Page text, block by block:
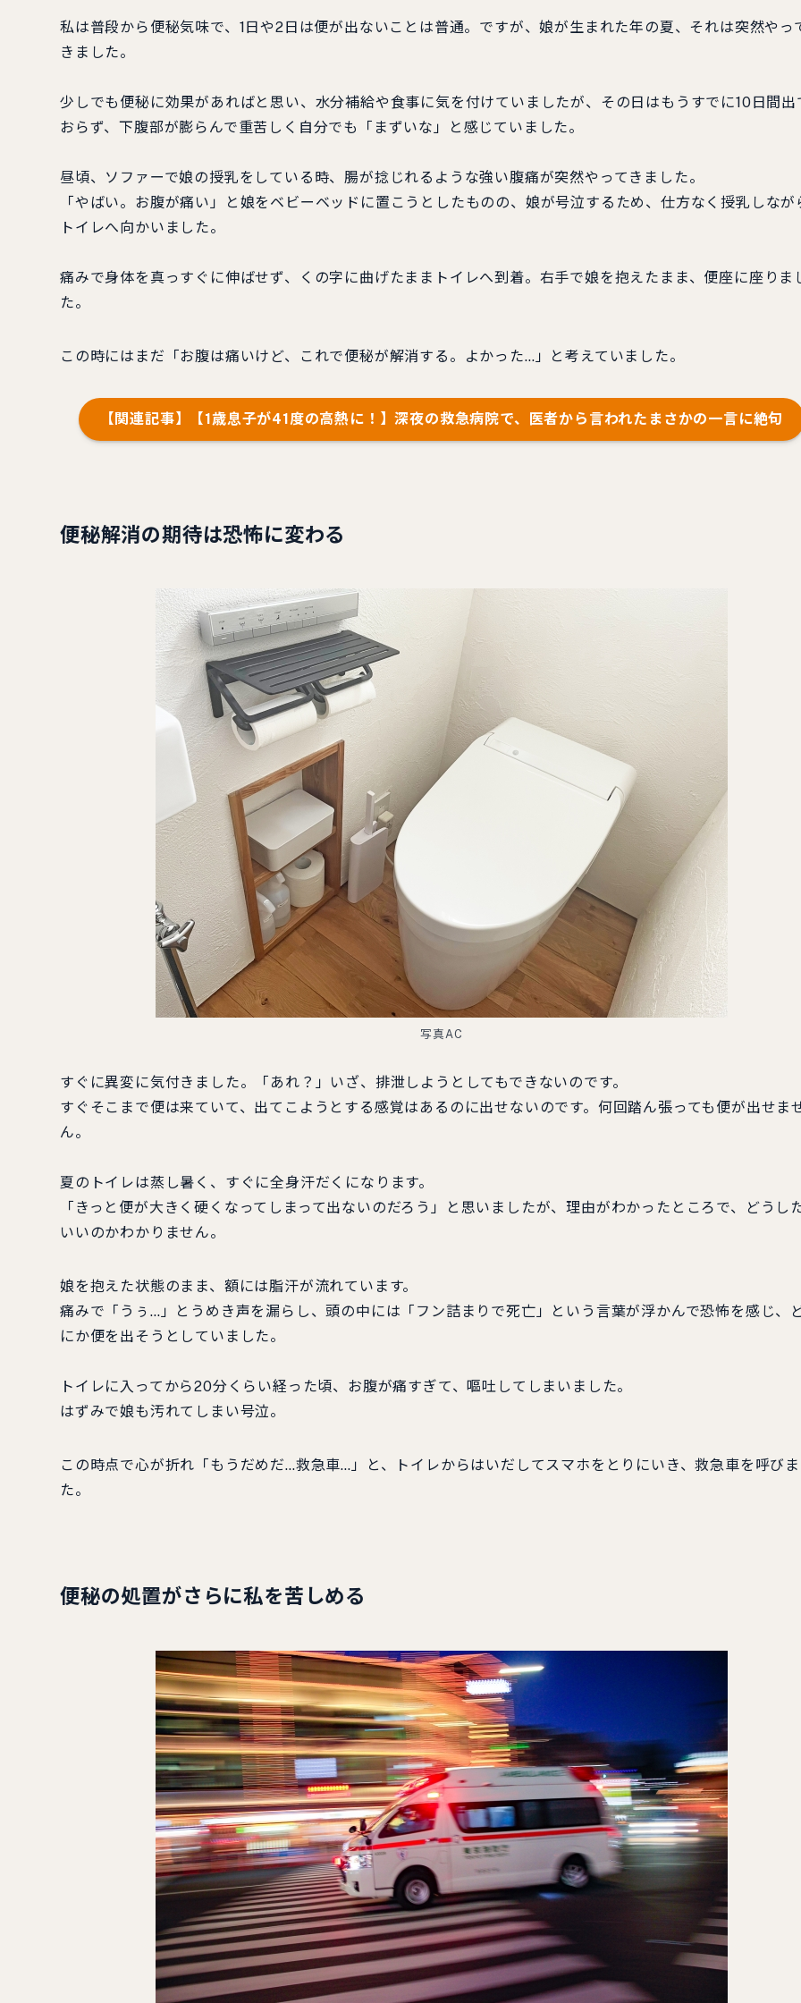
私は普段から便秘気味で、1日や2日は便が出ないことは普通。ですが、娘が生まれた年の夏、それは突然やっ
きました。
少しでも便秘に効果があればと思い、水分補給や食事に気を付けていましたが、その日はもうすでに10日間出
おらず、下腹部が膨らんで重苦しく自分でも「まずいな」と感じていました。
昼頃、ソファーで娘の授乳をしている時、腸が捻じれるような強い腹痛が突然やってきました。
「やばい。お腹が痛い」と娘をベビーベッドに置こうとしたものの、娘が号泣するため、仕方なく授乳しなが
トイレへ向かいました。
痛みで身体を真っすぐに伸ばせず、くの字に曲げたままトイレへ到着。右手で娘を抱えたまま、便座に座りま
た。
この時にはまだ「お腹は痛いけど、これで便秘が解消する。よかった…」と考えていました。
【関連記事】【1歳息子が41度の高熱に！】深夜の救急病院で、医者から言われたまさかの一言に絶句
便秘解消の期待は恐怖に変わる
写真AC
すぐに異変に気付きました。「あれ？」いざ、排泄しようとしてもできないのです。
すぐそこまで便は来ていて、出てこようとする感覚はあるのに出せないのです。何回踏ん張っても便が出せま
ん。
夏のトイレは蒸し暑く、すぐに全身汗だくになります。
「きっと便が大きく硬くなってしまって出ないのだろう」と思いましたが、理由がわかったところで、どうし
いいのかわかりません。
娘を抱えた状態のまま、額には脂汗が流れています。
痛みで「うぅ…」とうめき声を漏らし、頭の中には「フン詰まりで死亡」という言葉が浮かんで恐怖を感じ、
にか便を出そうとしていました。
トイレに入ってから20分くらい経った頃、お腹が痛すぎて、嘔吐してしまいました。
はずみで娘も汚れてしまい号泣。
この時点で心が折れ「もうだめだ…救急車…」と、トイレからはいだしてスマホをとりにいき、救急車を呼び
た。
便秘の処置がさらに私を苦しめる